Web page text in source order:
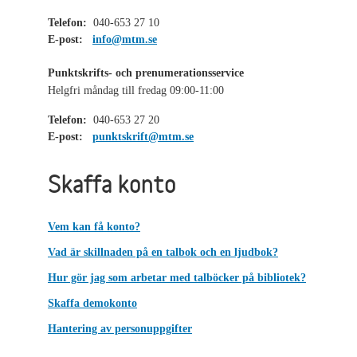
Telefon: 040-653 27 10
E-post:
info@mtm.se
Punktskrifts- och prenumerationsservice
Helgfri måndag till fredag 09:00-11:00
Telefon: 040-653 27 20
E-post:
punktskrift@mtm.se
Skaffa konto
Vem kan få konto?
Vad är skillnaden på en talbok och en ljudbok?
Hur gör jag som arbetar med talböcker på bibliotek?
Skaffa demokonto
Hantering av personuppgifter